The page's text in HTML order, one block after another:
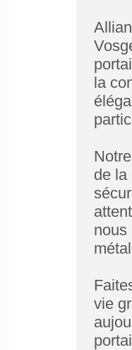
la
de la
nous
vie